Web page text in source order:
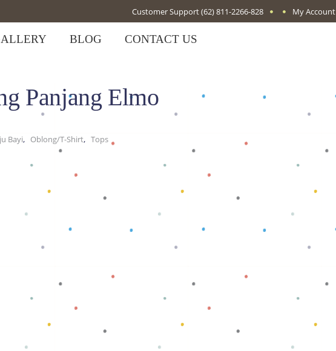
Customer Support(62) 811-2266-828 My Account
BLOG CONTACT US
Panjang Elmo
Bayi, Oblong/T-Shirt, Tops